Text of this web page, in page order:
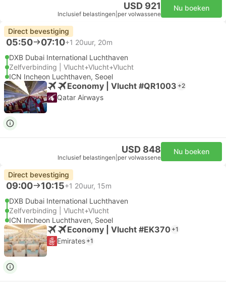
USD 921
Inclusief belastingen per volwassene
Nu boeken
Direct bevestiging
05:50 07:10+1 20uur, 20m
DXB Dubai International Luchthaven
Zelfverbinding | Vlucht+Vlucht+Vlucht
ICN Incheon Luchthaven, Seoel
Economy | Vlucht #QR1003 +2
Qatar Airways
USD 848
Inclusief belastingen per volwassene
Nu boeken
Direct bevestiging
09:00 10:15+1 20uur, 15m
DXB Dubai International Luchthaven
Zelfverbinding | Vlucht+Vlucht
ICN Incheon Luchthaven, Seoel
Economy | Vlucht #EK370 +1
Emirates +1